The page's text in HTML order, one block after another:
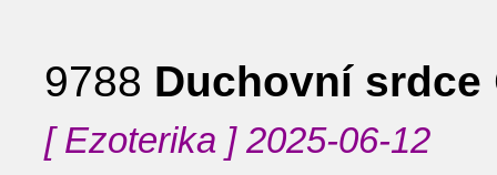
9788 Duchovní srdce
[ Ezoterika ] 2025-06-12